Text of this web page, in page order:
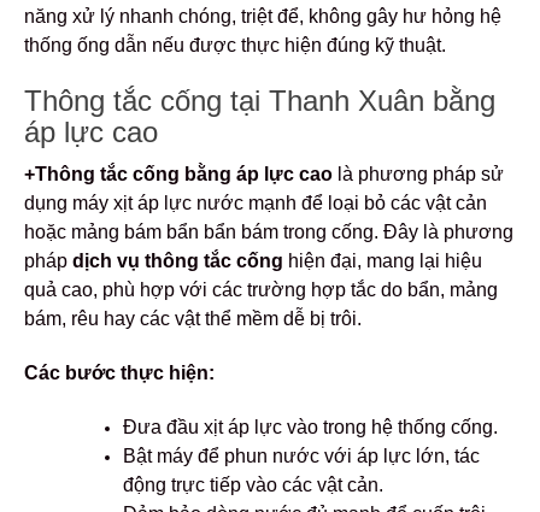
năng xử lý nhanh chóng, triệt để, không gây hư hỏng hệ
thống ống dẫn nếu được thực hiện đúng kỹ thuật.
Thông tắc cống tại Thanh Xuân bằng
áp lực cao
+Thông tắc cống bằng áp lực cao là phương pháp sử
dụng máy xịt áp lực nước mạnh để loại bỏ các vật cản
hoặc mảng bám bẩn bẩn bám trong cống. Đây là phương
pháp dịch vụ thông tắc cống hiện đại, mang lại hiệu
quả cao, phù hợp với các trường hợp tắc do bẩn, mảng
bám, rêu hay các vật thể mềm dễ bị trôi.
Các bước thực hiện:
Đưa đầu xịt áp lực vào trong hệ thống cống.
Bật máy để phun nước với áp lực lớn, tác
động trực tiếp vào các vật cản.